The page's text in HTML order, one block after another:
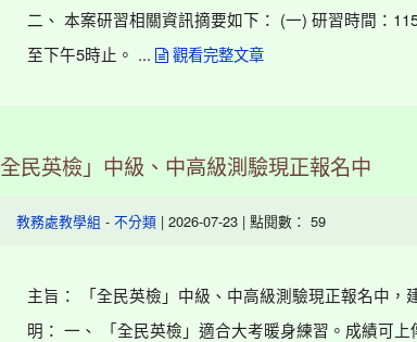
二、 本案研習相關資訊摘要如下： (一) 研習時間：
至下午5時止。 ...
觀看完整文章
全民英檢」中級、中高級測驗現正報名中
教務處教學組 - 不分類 | 2026-07-23 | 點閱數： 59
主旨： 「全民英檢」中級、中高級測驗現正報名中，
明： 一、 「全民英檢」適合大考暖身練習。成績可